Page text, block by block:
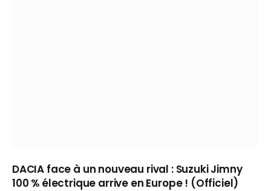
DACIA face à un nouveau rival : Suzuki Jimny
100 % électrique arrive en Europe ! (Officiel)